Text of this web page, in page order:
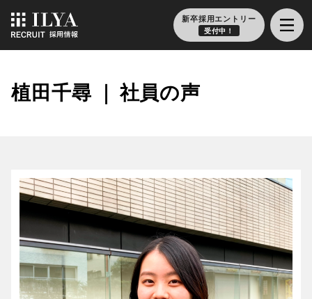
新卒採用エントリー
受付中！
植田千尋 社員の声